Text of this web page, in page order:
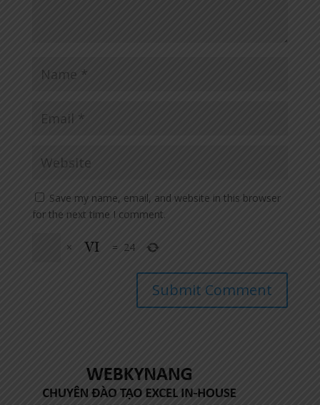
Save my name, email, and website in this browser
for the next time I comment.
× = 24